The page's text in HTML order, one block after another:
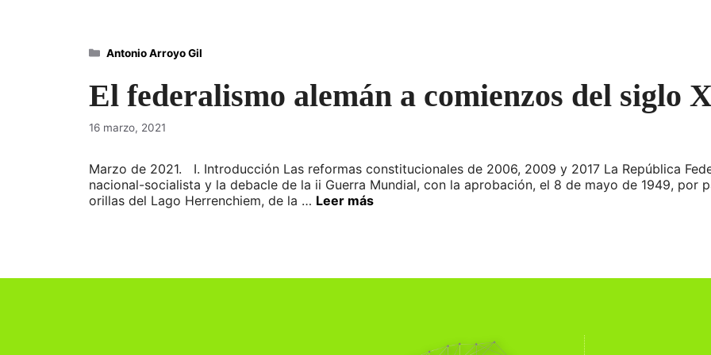
El federalismo alemán a comienzos del siglo
16 marzo, 2021
Marzo de 2021. I. Introducción Las reformas constitucionales de 2006, 2009 y 2017 La República
nacional-socialista y la debacle de la ii Guerra Mundial, con la aprobación, el 8 de mayo de 1949, por
orillas del Lago Herrenchiem, de la … Leer más
Categorías
Antonio Arroyo Gil